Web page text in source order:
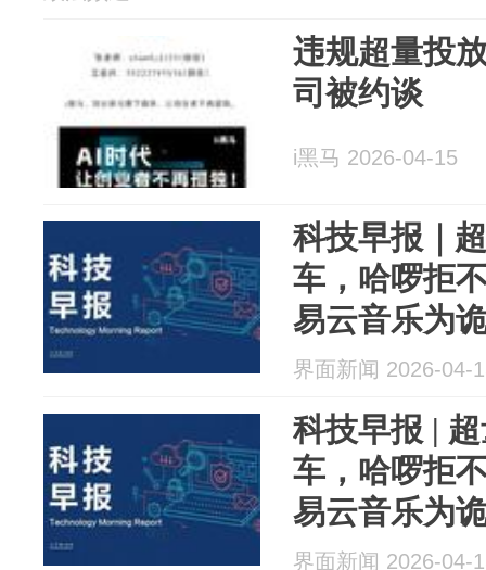
违规超量投
司被约谈
i黑马 2026-04-15
科技早报｜
车，哈啰拒
易云音乐为
界面新闻 2026-04-
科技早报 |
车，哈啰拒
易云音乐为
界面新闻 2026-04-